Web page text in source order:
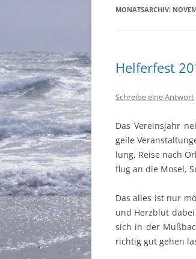
MONATSARCHIV:
Helferfest
Schreibe eine Antwort
Das Vere­in­s­jahr
geile
lung, Reise nach
flug an die Mosel,
Das alles ist nur
und Herzblut
sich in der
richtig gut gehen